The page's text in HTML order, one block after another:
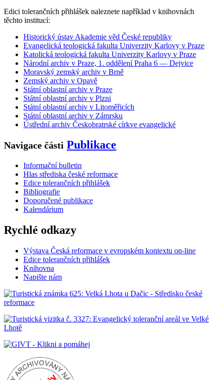
Edici tolerančních přihlášek naleznete například v knihovnách
těchto institucí:
Historický ústav Akademie věd České republiky
Evangelická teologická fakulta Univerzity Karlovy v Praze
Katolická teologická fakulta Univerzity Karlovy v Praze
Národní archiv v Praze, 1. oddělení Praha 6 — Dejvice
Moravský zemský archiv v Brně
Zemský archiv v Opavě
Státní oblastní archiv v Praze
Státní oblastní archiv v Plzni
Státní oblastní archiv v Litoměřicích
Státní oblastní archiv v Zámrsku
Ústřední archiv Českobratrské církve evangelické
Navigace části Publikace
Informační bulletin
Hlas střediska české reformace
Edice tolerančních přihlášek
Bibliografie
Doporučené publikace
Kalendárium
Rychlé odkazy
Výstava Česká reformace v evropském kontextu on-line
Edice tolerančních přihlášek
Knihovna
Napište nám